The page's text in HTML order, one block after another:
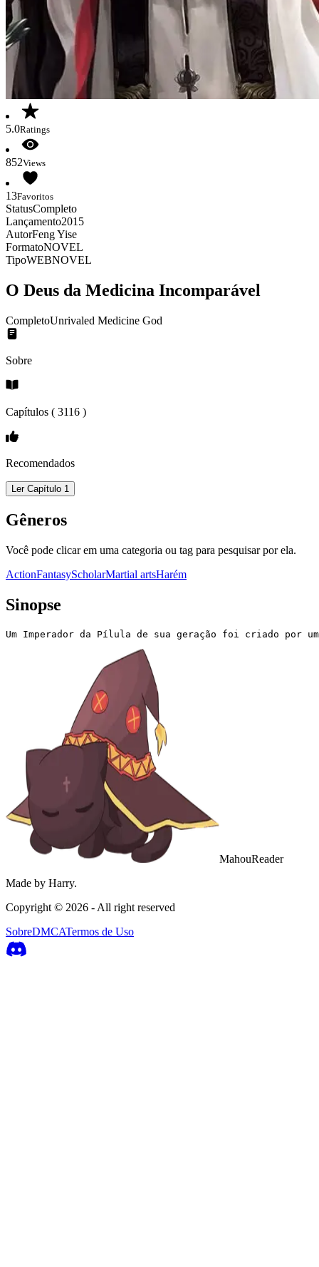
5.0Ratings
852Views
13Favoritos
StatusCompleto
Lançamento2015
AutorFeng Yise
FormatoNOVEL
TipoWEBNOVEL
O Deus da Medicina Incomparável
CompletoUnrivaled Medicine God
Sobre
Capítulos ( 3116 )
Recomendados
Ler Capítulo 1
Gêneros
Você pode clicar em uma categoria ou tag para pesquisar por ela.
ActionFantasyScholarMartial artsHarém
Sinopse
Um Imperador da Pílula de sua geração foi criado por
MahouReader
Made by Harry.
Copyright © 2026 - All right reserved
SobreDMCATermos de Uso